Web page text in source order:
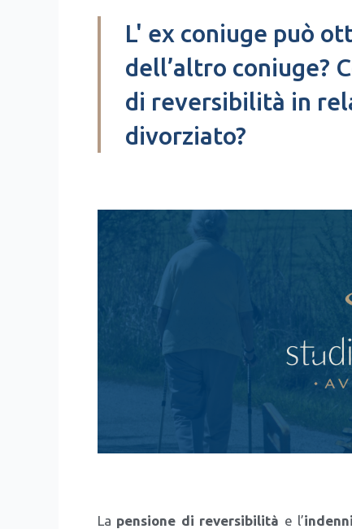
L' ex coniuge può
dell’altro coniuge?
di reversibilità in
divorziato?
La pen­sio­ne di rever­si­bi­li­tà e l’